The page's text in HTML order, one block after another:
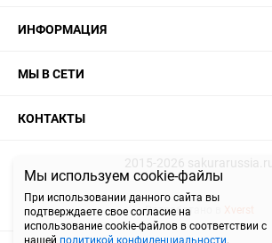
Мы используем cookie-файлы
При использовании данного сайта вы
подтверждаете свое согласие на
использование cookie-файлов в соответствии с
нашей политикой конфиденциальности.
ИНФОРМАЦИЯ
МЫ В СЕТИ
КОНТАКТЫ
2015-2026 sakurarussia.ru
Разработано в Xverst